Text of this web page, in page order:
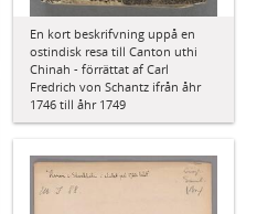
En kort beskrifvning uppå en
ostindisk resa till Canton uthi
Chinah - förrättat af Carl
Fredrich von Schantz ifrån åhr
1746 till åhr 1749